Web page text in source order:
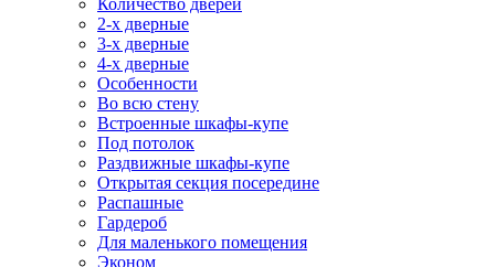
Количество дверей
2-х дверные
3-х дверные
4-х дверные
Особенности
Во всю стену
Встроенные шкафы-купе
Под потолок
Раздвижные шкафы-купе
Открытая секция посередине
Распашные
Гардероб
Для маленького помещения
Эконом